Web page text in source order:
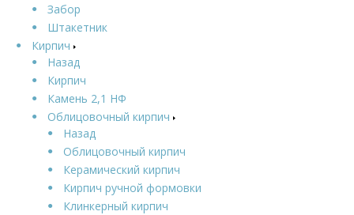
Забор
Штакетник
Кирпич
Назад
Кирпич
Камень 2,1 НФ
Облицовочный кирпич
Назад
Облицовочный кирпич
Керамический кирпич
Кирпич ручной формовки
Клинкерный кирпич